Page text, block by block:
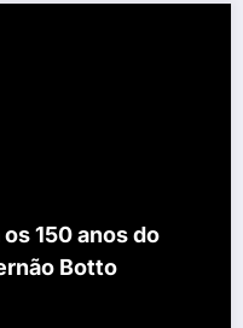
150 anos do
Botto